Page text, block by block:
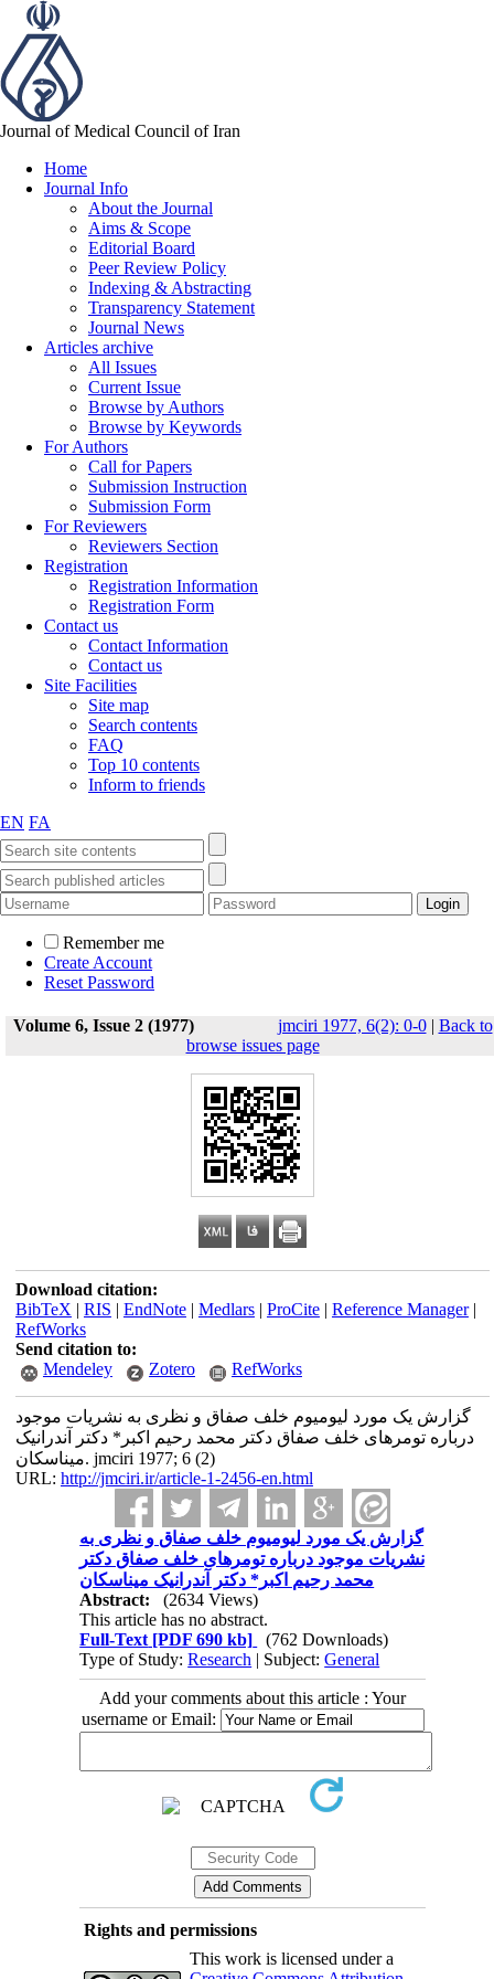
Journal of Medical Council of Iran
Home
Journal Info
About the Journal
Aims & Scope
Editorial Board
Peer Review Policy
Indexing & Abstracting
Transparency Statement
Journal News
Articles archive
All Issues
Current Issue
Browse by Authors
Browse by Keywords
For Authors
Call for Papers
Submission Instruction
Submission Form
For Reviewers
Reviewers Section
Registration
Registration Information
Registration Form
Contact us
Contact Information
Contact us
Site Facilities
Site map
Search contents
FAQ
Top 10 contents
Inform to friends
EN FA
Remember me
Create Account
Reset Password
Volume 6, Issue 2 (1977) jmciri 1977, 6(2): 0-0| Back to
browse issues page
Download citation:
BibTeX | RIS | EndNote| Medlars| ProCite| Reference Manager|
RefWorks
Send citation to:
Mendeley
Zotero RefWorks
گزارش یک مورد لیومیوم خلف صفاق و نظری به نشریات موجود
درباره تومرهای خلف صفاق دکتر محمد رحیم اکبر* دکتر آندرانیک
میناسکان. jmciri 1977; 6 (2)
URL: http://jmciri.ir/article-1-2456-en.html
گزارش یک مورد لیومیوم خلف صفاق و نظری به
نشریات موجود درباره تومرهای خلف صفاق دکتر
محمد رحیم اکبر* دکتر آندرانیک میناسکان
Abstract:
(2634 Views)
This article has no abstract.
Full-Text [PDF 690 kb]
(762 Downloads)
Type of Study:Research | Subject:General
Add your comments about this article : Your
username or Email:
Rights and permissions
This work is licensed under a